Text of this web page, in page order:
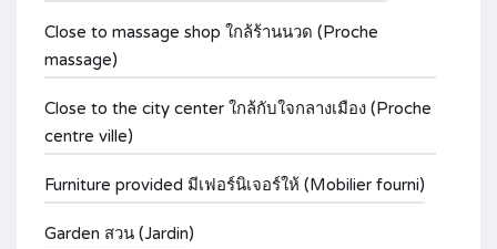
Close to massage shop ใกล้ร้านนวด (Proche
massage)
Close to the city center ใกล้กับใจกลางเมือง (Proche
centre ville)
Furniture provided มีเฟอร์นิเจอร์ให้ (Mobilier fourni)
Garden สวน (Jardin)